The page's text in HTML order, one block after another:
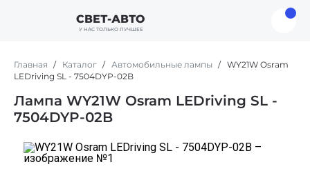
СВЕТ-АВТО
У НАС ТОЛЬКО ЛУЧШЕЕ
Главная Каталог Автомобильные лампы
WY21W Osram
LEDriving SL - 7504DYP-02B
Лампа WY21W Osram LEDriving SL -
7504DYP-02B